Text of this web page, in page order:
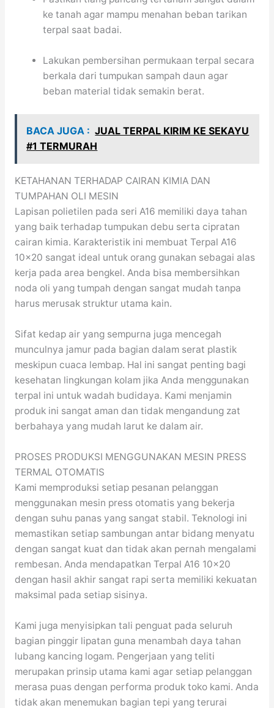
ke tanah agar mampu menahan beban tarikan
terpal saat badai.
Lakukan pembersihan permukaan terpal secara
berkala dari tumpukan sampah daun agar
beban material tidak semakin berat.
BACA JUGA : JUAL TERPAL KIRIM KE SEKAYU
#1 TERMURAH
KETAHANAN TERHADAP CAIRAN KIMIA DAN
TUMPAHAN OLI MESIN
Lapisan polietilen pada seri A16 memiliki daya tahan
yang baik terhadap tumpukan debu serta cipratan
cairan kimia. Karakteristik ini membuat Terpal A16
10×20 sangat ideal untuk orang gunakan sebagai alas
kerja pada area bengkel. Anda bisa membersihkan
noda oli yang tumpah dengan sangat mudah tanpa
harus merusak struktur utama kain.
Sifat kedap air yang sempurna juga mencegah
munculnya jamur pada bagian dalam serat plastik
meskipun cuaca lembap. Hal ini sangat penting bagi
kesehatan lingkungan kolam jika Anda menggunakan
terpal ini untuk wadah budidaya. Kami menjamin
produk ini sangat aman dan tidak mengandung zat
berbahaya yang mudah larut ke dalam air.
PROSES PRODUKSI MENGGUNAKAN MESIN PRESS
TERMAL OTOMATIS
Kami memproduksi setiap pesanan pelanggan
menggunakan mesin press otomatis yang bekerja
dengan suhu panas yang sangat stabil. Teknologi ini
memastikan setiap sambungan antar bidang menyatu
dengan sangat kuat dan tidak akan pernah mengalami
rembesan. Anda mendapatkan Terpal A16 10×20
dengan hasil akhir sangat rapi serta memiliki kekuatan
maksimal pada setiap sisinya.
Kami juga menyisipkan tali penguat pada seluruh
bagian pinggir lipatan guna menambah daya tahan
lubang kancing logam. Pengerjaan yang teliti
merupakan prinsip utama kami agar setiap pelanggan
merasa puas dengan performa produk toko kami. Anda
tidak akan menemukan bagian tepi yang terurai